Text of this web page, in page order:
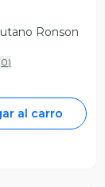
Ronson
0)
al carro